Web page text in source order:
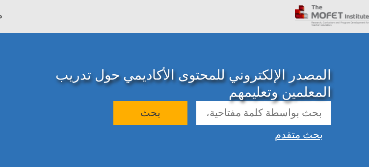
المصدر الإلكتروني للمحتوى الأكاديمي حول تدريب
المعلمين وتعليمهم
بحث
بحث متقدم